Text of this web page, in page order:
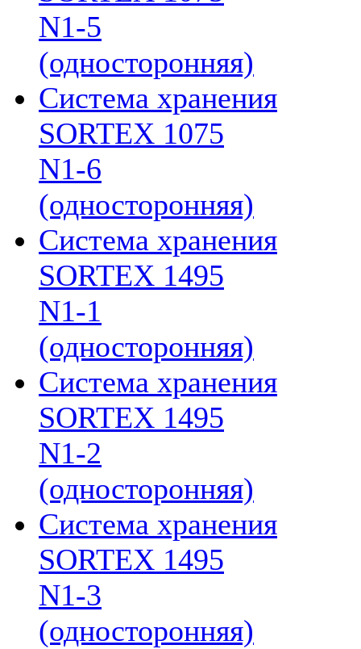
N1-5
(односторонняя)
Система хранения
SORTEX 1075
N1-6
(односторонняя)
Система хранения
SORTEX 1495
N1-1
(односторонняя)
Система хранения
SORTEX 1495
N1-2
(односторонняя)
Система хранения
SORTEX 1495
N1-3
(односторонняя)